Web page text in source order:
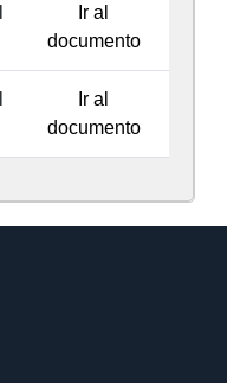
Ir al
documento
Ir al
documento